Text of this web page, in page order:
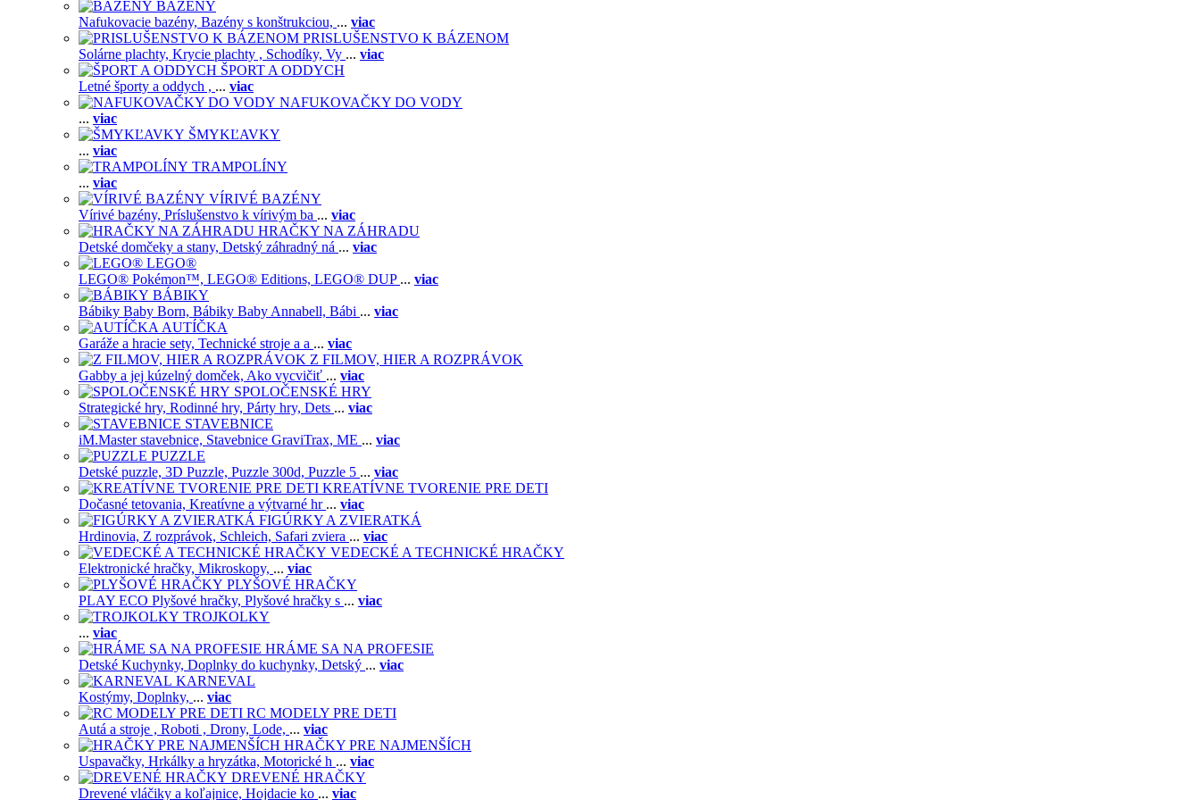
BAZÉNY
Nafukovacie bazény, Bazény s konštrukciou, ... viac
PRISLUŠENSTVO K BÁZENOM
Solárne plachty, Krycie plachty , Schodíky, Vy ... viac
ŠPORT A ODDYCH
Letné športy a oddych , ... viac
NAFUKOVAČKY DO VODY
... viac
ŠMYKĽAVKY
... viac
TRAMPOLÍNY
... viac
VÍRIVÉ BAZÉNY
Vírivé bazény, Príslušenstvo k vírivým ba ... viac
HRAČKY NA ZÁHRADU
Detské domčeky a stany, Detský záhradný ná ... viac
LEGO®
LEGO® Pokémon™, LEGO® Editions, LEGO® DUP ... viac
BÁBIKY
Bábiky Baby Born, Bábiky Baby Annabell, Bábi ... viac
AUTÍČKA
Garáže a hracie sety, Technické stroje a a ... viac
Z FILMOV, HIER A ROZPRÁVOK
Gabby a jej kúzelný domček, Ako vycvičiť ... viac
SPOLOČENSKÉ HRY
Strategické hry, Rodinné hry, Párty hry, Dets ... viac
STAVEBNICE
iM.Master stavebnice, Stavebnice GraviTrax, ME ... viac
PUZZLE
Detské puzzle, 3D Puzzle, Puzzle 300d, Puzzle 5 ... viac
KREATÍVNE TVORENIE PRE DETI
Dočasné tetovania, Kreatívne a výtvarné hr ... viac
FIGÚRKY A ZVIERATKÁ
Hrdinovia, Z rozprávok, Schleich, Safari zviera ... viac
VEDECKÉ A TECHNICKÉ HRAČKY
Elektronické hračky, Mikroskopy, ... viac
PLYŠOVÉ HRAČKY
PLAY ECO Plyšové hračky, Plyšové hračky s ... viac
TROJKOLKY
... viac
HRÁME SA NA PROFESIE
Detské Kuchynky, Doplnky do kuchynky, Detský ... viac
KARNEVAL
Kostýmy, Doplnky, ... viac
RC MODELY PRE DETI
Autá a stroje , Roboti , Drony, Lode, ... viac
HRAČKY PRE NAJMENŠÍCH
Uspavačky, Hrkálky a hryzátka, Motorické h ... viac
DREVENÉ HRAČKY
Drevené vláčiky a koľajnice, Hojdacie ko ... viac